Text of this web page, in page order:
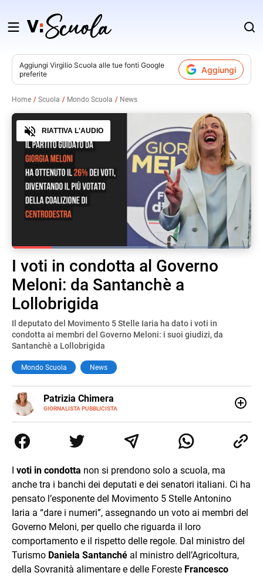
Salta
contenuto
Aggiungi Virgilio Scuola alle tue fonti Google
preferite
Aggiungi
Home Scuola Mondo Scuola News
Pause Unmute
Loaded:56.77%
Audio
RIATTIVA L'AUDIO
I voti in condotta al Governo
Meloni: da Santanchè a
Lollobrigida
Il deputato del Movimento 5 Stelle Iaria ha dato i voti in
condotta ai membri del Governo Meloni: i suoi giudizi, da
Santanchè a Lollobrigida
Mondo Scuola News
Patrizia Chimera
GIORNALISTA PUBBLICISTA
E-
MAIL
LINKEDIN
collaborato con grandi gruppi editoriali e agenzie di
comunicazione specializzandosi nella scrittura di articoli
I voti in condotta non si prendono solo a scuola, ma
anche tra i banchi dei deputati e dei senatori italiani. Ci ha
pensato l’esponente del Movimento 5 Stelle Antonino
Iaria a “dare i numeri”, assegnando un voto ai membri del
Governo Meloni, per quello che riguarda il loro
comportamento e il rispetto delle regole. Dal ministro del
Turismo Daniela Santanché al ministro dell’Agricoltura,
della Sovranità alimentare e delle Foreste Francesco